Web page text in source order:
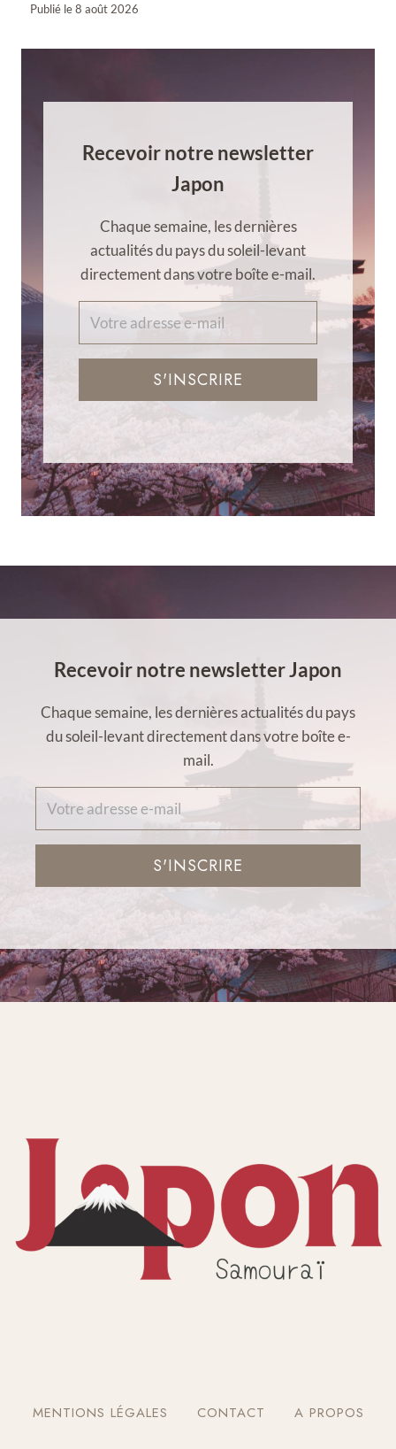
Publié le8 août 2026
Recevoir notre newsletter
Japon
Chaque semaine, les dernières
actualités du pays du soleil-levant
directement dans votre boîte e-mail.
S'INSCRIRE
Recevoir notre newsletter Japon
Chaque semaine, les dernières actualités du pays
du soleil-levant directement dans votre boîte e-
mail.
S'INSCRIRE
MENTIONS LÉGALES CONTACT A PROPOS